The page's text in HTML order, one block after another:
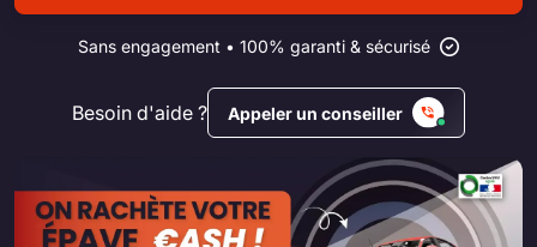
Sans engagement • 100% garanti & sécurisé
Besoin d'aide ? Appeler un conseiller